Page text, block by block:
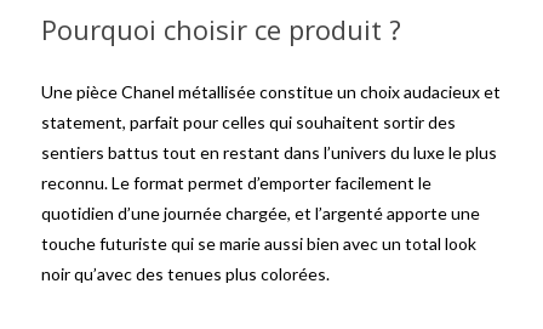
Pourquoi choisir ce produit ?
Une pièce Chanel métallisée constitue un choix audacieux et
statement, parfait pour celles qui souhaitent sortir des
sentiers battus tout en restant dans l’univers du luxe le plus
reconnu. Le format permet d’emporter facilement le
quotidien d’une journée chargée, et l’argenté apporte une
touche futuriste qui se marie aussi bien avec un total look
noir qu’avec des tenues plus colorées.